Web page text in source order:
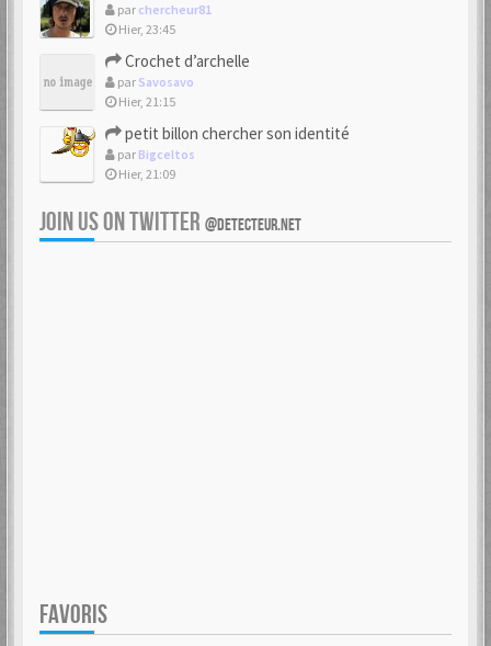
par chercheur81
Hier, 23:45
Crochet d’archelle
par Savosavo
Hier, 21:15
petit billon chercher son identité
par Bigceltos
Hier, 21:09
JOIN US ON TWITTER @DETECTEUR.NET
FAVORIS